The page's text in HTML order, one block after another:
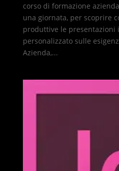
corso di formazione
una giornata, per scoprire
produttive le presentazioni
personalizzato sulle
Azienda,...